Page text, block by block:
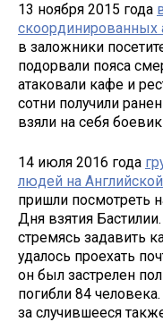
13 ноября 2015 года
скоординированных
в заложники
подорвали пояса
атаковали кафе и
сотни получили
взяли на себя
14 июля 2016 года
людей на
пришли посмотреть
Дня взятия
стремясь задавить
удалось проехать
он был застрелен
погибли 84
за случившееся